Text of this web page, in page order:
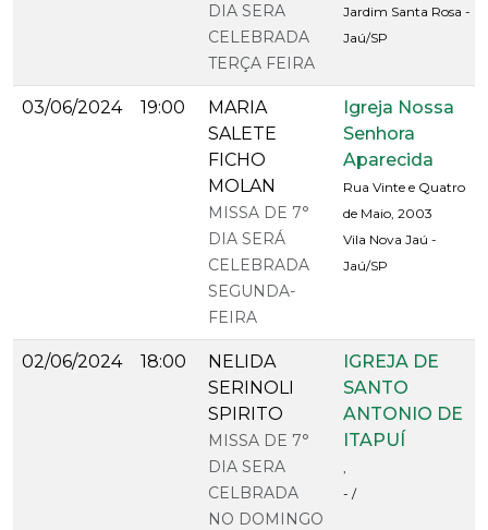
DIA SERA
CELEBRADA
TERÇA FEIRA
Jardim Santa Rosa -
Jaú/SP
03/06/2024 19:00
MARIA
SALETE
FICHO
MOLAN
MISSA DE 7°
DIA SERÁ
CELEBRADA
SEGUNDA-
FEIRA
Igreja Nossa
Senhora
Aparecida
Rua Vinte e Quatro
de Maio, 2003
Vila Nova Jaú -
Jaú/SP
02/06/2024 18:00
NELIDA
SERINOLI
SPIRITO
MISSA DE 7°
DIA SERA
CELBRADA
NO DOMINGO
IGREJA DE
SANTO
ANTONIO DE
ITAPUÍ
,
- /